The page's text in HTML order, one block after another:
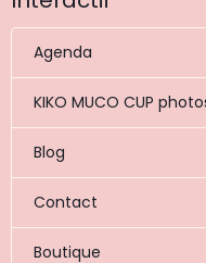
Agenda
KIKO MUCO CUP
Blog
Contact
Boutique